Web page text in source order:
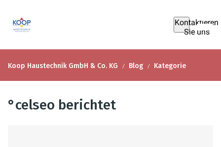
Kontaktieren
Sie uns
Koop Haustechnik GmbH & Co. KG Blog Kategorie
°celseo berichtet